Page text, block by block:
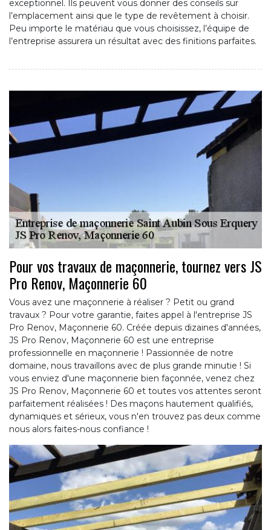
exceptionnel. Ils peuvent vous donner des conseils sur
l’emplacement ainsi que le type de revêtement à choisir.
Peu importe le matériau que vous choisissez, l’équipe de
l’entreprise assurera un résultat avec des finitions parfaites.
Pour vos travaux de maçonnerie, tournez vers JS
Pro Renov, Maçonnerie 60
Vous avez une maçonnerie à réaliser ? Petit ou grand
travaux ? Pour votre garantie, faites appel à l'entreprise JS
Pro Renov, Maçonnerie 60. Créée depuis dizaines d'années,
JS Pro Renov, Maçonnerie 60 est une entreprise
professionnelle en maçonnerie ! Passionnée de notre
domaine, nous travaillons avec de plus grande minutie ! Si
vous enviez d'une maçonnerie bien façonnée, venez chez
JS Pro Renov, Maçonnerie 60 et toutes vos attentes seront
parfaitement réalisées ! Des maçons hautement qualifiés,
dynamiques et sérieux, vous n'en trouvez pas deux comme
nous alors faites-nous confiance !